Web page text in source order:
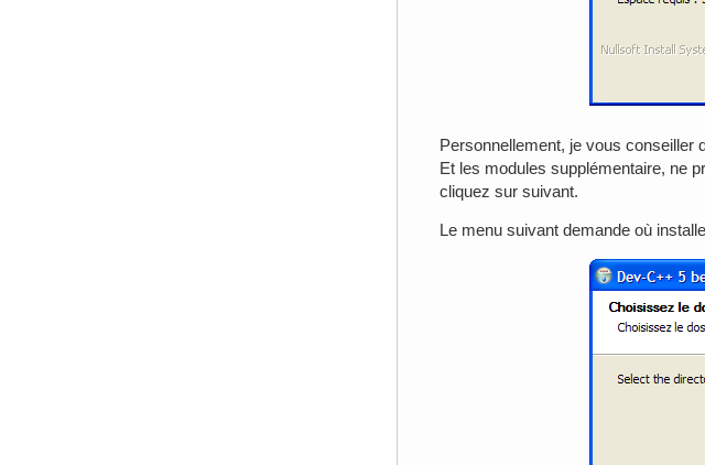
Personnellement, je vous conseiller
Et les modules supplémentaire, ne
cliquez sur suivant.
Le menu suivant demande où